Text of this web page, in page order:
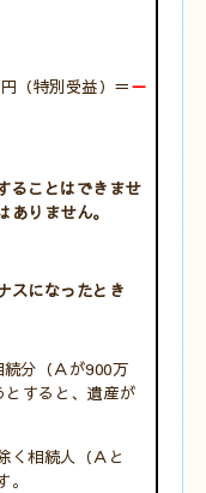
（特別受益）＝－
ことはできませ
りません。
になったとき
分（Ａが900万
すると、遺産が
く相続人（Ａと